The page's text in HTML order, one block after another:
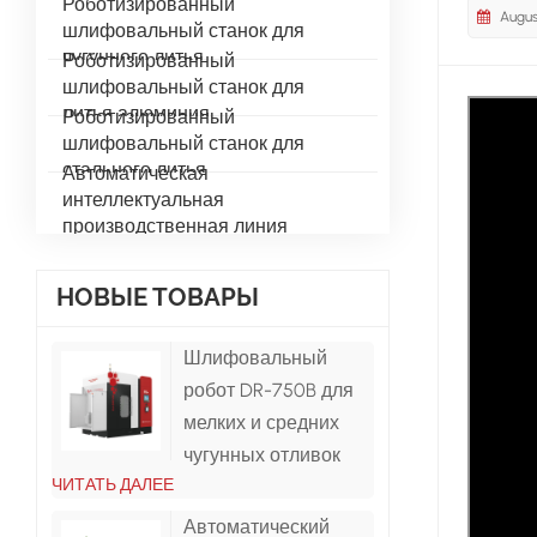
шлифовальный станок для
чугунного литья
Роботизированный
шлифовальный станок для
литья алюминия
Роботизированный
шлифовальный станок для
стального литья
Автоматическая
интеллектуальная
производственная линия
НОВЫЕ ТОВАРЫ
Шлифовальный
робот DR-750B для
мелких и средних
чугунных отливок
ЧИТАТЬ ДАЛЕЕ
Автоматический